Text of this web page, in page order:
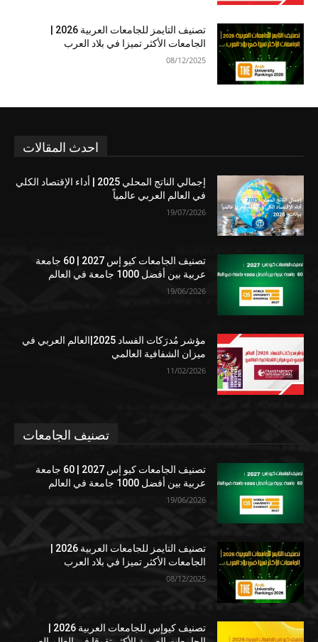
الجامعات الأكثر تميزا في بلاد العرب
08/12/2025
احدث المقالات
إجمالي الناتج المحلي 2025 | أداء الإقتصاد الكلي
في العالم العربي عالمياً
19/07/2026
تصنيف الجامعات كيو إس 2027 | 60 جامعة
عربية بين أفضل 1000 جامعة في العالم
19/06/2026
مؤشر مُدرَكات الفساد 2025|العالم العربي في
ميزان الشفافية العالمي
11/02/2026
تصنيف الجامعات
تصنيف الجامعات كيو إس 2027 | 60 جامعة
عربية بين أفضل 1000 جامعة في العالم
19/06/2026
الجامعات الأكثر تميزا في بلاد العرب
08/12/2025